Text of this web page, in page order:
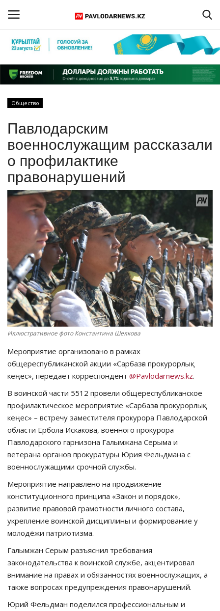
Регистрация
Главная
ПАВЛОДАРСКАЯ ОБЛАСТЬ
КАЗАХСТАН
МИР
СПЕЦПРОЕКТЫ
СПОРТ
Чек-лист
РАЗВЛЕЧЕНИЯ
OFFICIAL
Курултай
Язык
Қазақша Русский
Общество
Павлодарским
военнослужащим рассказали
о профилактике
правонарушений
Иллюстративное фото Константина Шелкова
Мероприятие организовано в рамках
общереспубликанской акции «Сарбазға прокурорлық
кеңес», передаёт корреспондент @Pavlodarnews.kz.
В воинской части 5512 провели общереспубликанское
профилактическое мероприятие «Сарбазға прокурорлық
кеңес» – встречу заместителя прокурора Павлодарской
области Ербола Искакова, военного прокурора
Павлодарского гарнизона Галымжана Серыма и
ветерана органов прокуратуры Юрия Фельдмана с
военнослужащими срочной службы.
Мероприятие направлено на продвижение
конституционного принципа «Закон и порядок»,
развитие правовой грамотности личного состава,
укрепление воинской дисциплины и формирование у
молодёжи патриотизма.
Галымжан Серым разъяснил требования
законодательства к воинской службе, акцентировал
внимание на правах и обязанностях военнослужащих, а
также вопросах предупреждения правонарушений.
Юрий Фельдман поделился профессиональным и